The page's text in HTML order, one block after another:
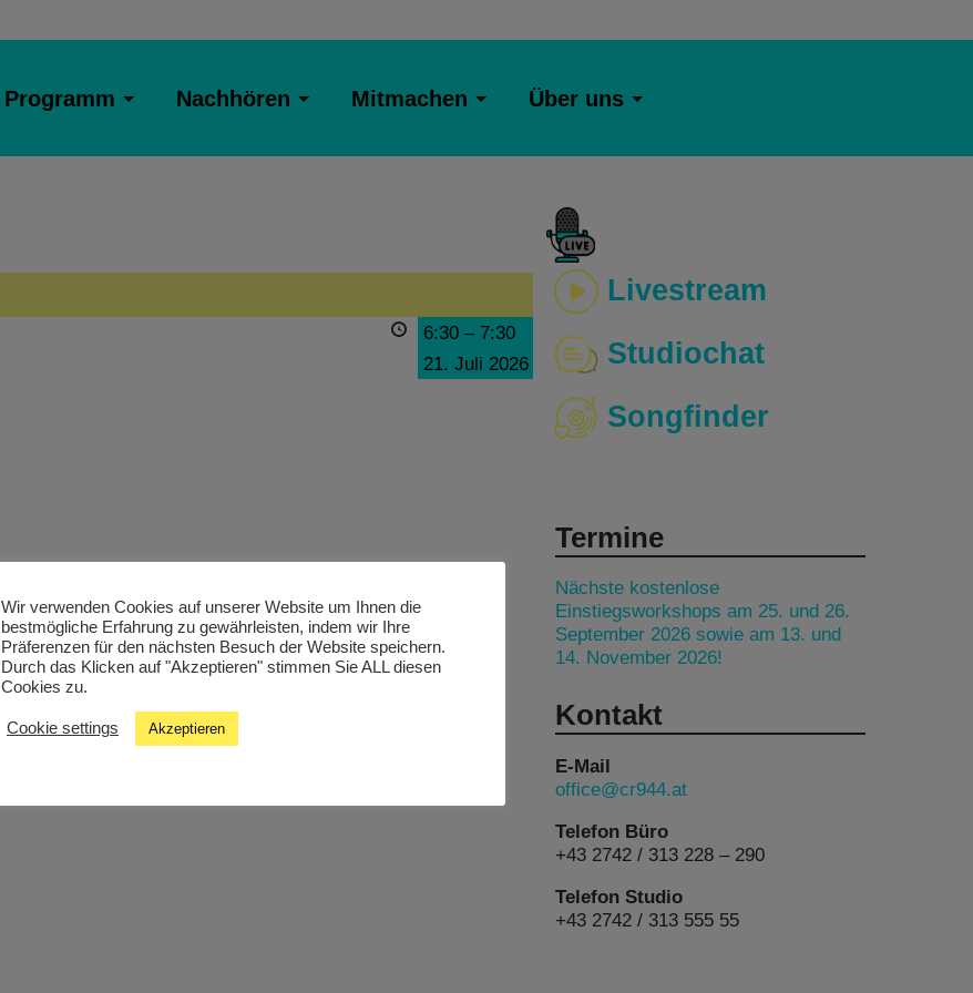
Programm Nachhören Mitmachen Über uns
6:30 – 7:30
21. Juli 2026
Livestream
Studiochat
Songfinder
Termine
Nächste kostenlose
Einstiegsworkshops am 25. und 26.
September 2026 sowie am 13. und
14. November 2026!
Kontakt
E-Mail
office@cr944.at
Telefon Büro
+43 2742 / 313 228 – 290
Telefon Studio
+43 2742 / 313 555 55
Wir verwenden Cookies auf unserer Website um Ihnen die
bestmögliche Erfahrung zu gewährleisten, indem wir Ihre
Präferenzen für den nächsten Besuch der Website speichern.
Durch das Klicken auf "Akzeptieren" stimmen Sie ALL diesen
Cookies zu.
Cookie settings Akzeptieren